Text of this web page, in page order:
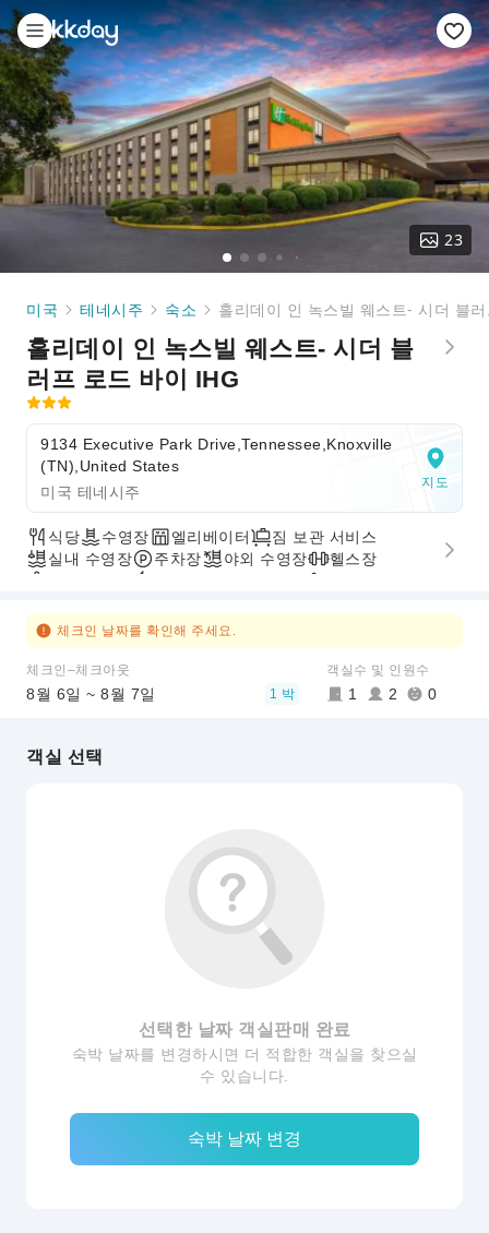
23
미국 테네시주 숙소 홀리데이 인 녹스빌 웨스트- 시더 블
홀리데이 인 녹스빌 웨스트- 시더 블
러프 로드 바이 IHG
9134 Executive Park Drive,Tennessee,Knoxville
(TN),United States
미국 테네시주
지도
식당 수영장 엘리베이터
짐 보관 서비스
실내 수영장
주차장 야외 수영장
헬스장
체크인 날짜를 확인해 주세요.
체크인–체크아웃
8월 6일 ~ 8월 7일 1 박
객실수 및 인원수
1 2 0
객실 선택
선택한 날짜 객실판매 완료
숙박 날짜를 변경하시면 더 적합한 객실을 찾으실
수 있습니다.
숙박 날짜 변경